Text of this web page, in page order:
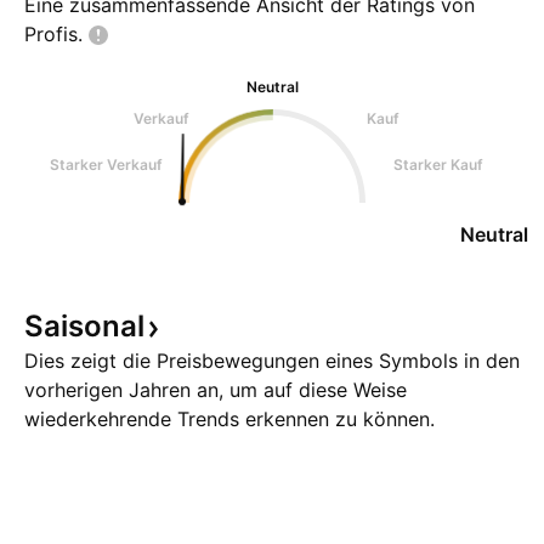
Eine zusammenfassende Ansicht der Ratings von
Profis.
Neutral
Verkauf
Kauf
Starker Verkauf Starker Kauf
Neutral
Saisonal
Dies zeigt die Preisbewegungen eines Symbols in den
vorherigen Jahren an, um auf diese Weise
wiederkehrende Trends erkennen zu können.